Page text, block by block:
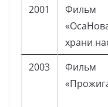
2001
Фильм
храни
2003
Фильм